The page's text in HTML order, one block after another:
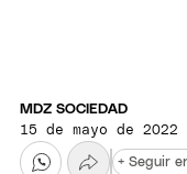
MDZ SOCIEDAD
15 de mayo de
+ Seguir